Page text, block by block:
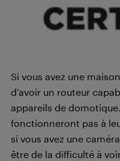
Si vous avez une
d’avoir un routeur
appareils de
fonctionneront pas à
si vous avez une
être de la difficulté à